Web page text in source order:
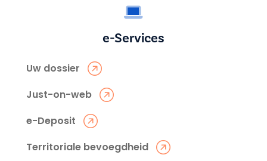
e-Services
Uw dossier
Just-on-web
e-Deposit
Territoriale bevoegdheid